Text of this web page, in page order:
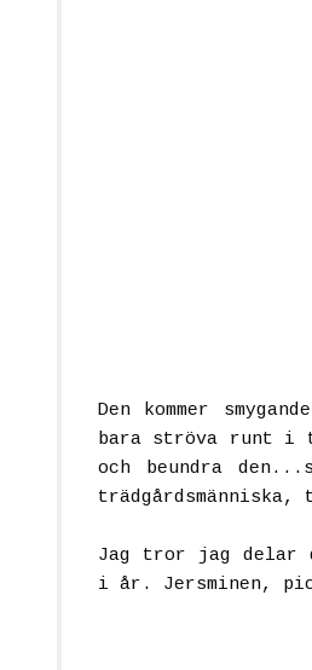
Den kommer
bara ströva runt i
och beundra
Jag tror jag delar
i år. Jersminen,